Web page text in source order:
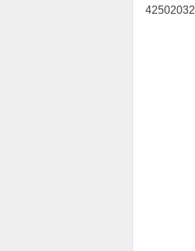
42502032